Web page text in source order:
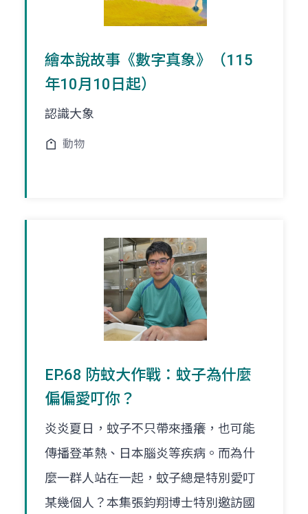
繪本說故事《數字真象》（115
年10月10日起）
認識大象
動物
EP.68 防蚊大作戰：蚊子為什麼
偏偏愛叮你？
炎炎夏日，蚊子不只帶來搔癢，也可能
傳播登革熱、日本腦炎等疾病。而為什
麼一群人站在一起，蚊子總是特別愛叮
某幾個人？本集張鈞翔博士特別邀訪國